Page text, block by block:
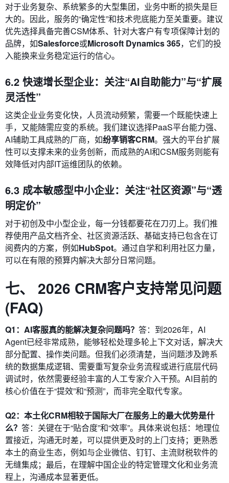
对于业务复杂、系统繁多的大型集团，业务中断的损失是巨
大的。因此，服务的“确定性”和技术兜底能力至关重要。建议
优先选择具备完善CSM体系、针对大客户有专项保障计划的
品牌，如Salesforce或Microsoft Dynamics 365，它们的投
入能换来业务稳定运行的信心。
6.2 快速增长型企业：关注“AI自助能力”与“扩展
灵活性”
这类企业业务变化快，人员流动频繁，需要一个既能快速上
手，又能随需应变的系统。我们建议选择PaaS平台能力强、
AI辅助工具成熟的厂商，如纷享销客CRM。强大的平台扩展
性可以支撑未来的业务创新，而成熟的AI和CSM服务则能有
效降低对内部IT运维团队的依赖。
6.3 成本敏感型中小企业：关注“社区资源”与“透
明定价”
对于初创及中小型企业，每一分钱都要花在刀刃上。我们推
荐使用产品文档齐全、社区资源活跃、基础支持已包含在订
阅费内的方案，例如HubSpot。通过自学和利用社区力量，
可以在有限的预算内解决大部分日常问题。
七、 2026 CRM客户支持常见问题
(FAQ)
Q1：AI客服真的能解决复杂问题吗？ 答：到2026年，AI
Agent已经非常成熟，能够轻松处理多轮上下文对话，解决大
部分配置、操作类问题。但我们必须清楚，当问题涉及跨系
统的数据集成逻辑、需要重写复杂业务流程或进行底层代码
调试时，依然需要经验丰富的人工专家介入干预。AI目前的
核心价值在于“提效”和“预测”，而非完全取代专家。
Q2：本土化CRM相较于国际大厂在服务上的最大优势是什
么？ 答：关键在于“贴合度”和“效率”。具体来说包括：地理位
置接近，沟通无时差，可以提供更及时的上门支持；更熟悉
本土的商业生态，例如与企业微信、钉钉、主流财税软件的
无缝集成；最后，在理解中国企业的特定管理文化和业务流
程上，沟通成本显著更低。